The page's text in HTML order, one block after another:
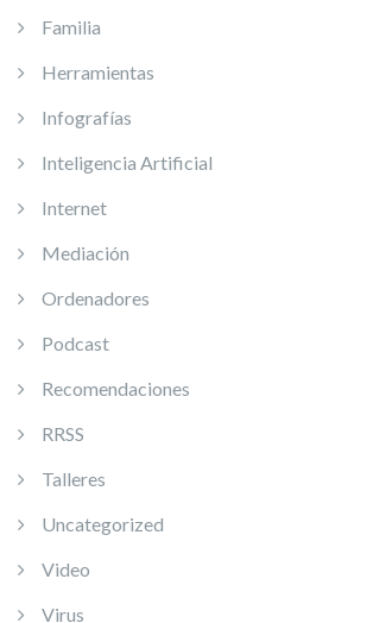
Familia
Herramientas
Infografías
Inteligencia Artificial
Internet
Mediación
Ordenadores
Podcast
Recomendaciones
RRSS
Talleres
Uncategorized
Video
Virus